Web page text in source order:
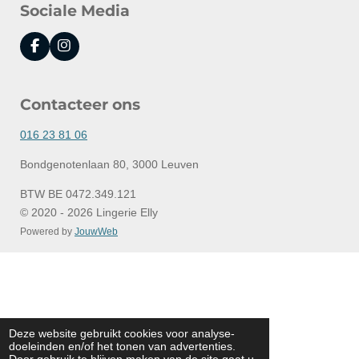
Deze website gebruikt cookies voor analyse-
doeleinden en/of het tonen van advertenties.
Sociale Media
F
a
b
o
k
I
n
a
r
a
Contacteer ons
016 23 81 06
Bondgenotenlaan 80, 3000 Leuven
BTW BE 0472.349.121
© 2020 - 2026 Lingerie Elly
Powered by JouwWeb